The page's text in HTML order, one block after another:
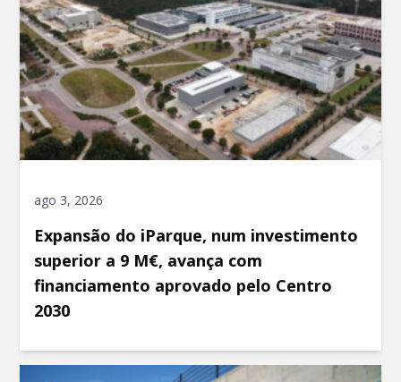
ago 3, 2026
Expansão do iParque, num investimento
superior a 9 M€, avança com
financiamento aprovado pelo Centro
2030